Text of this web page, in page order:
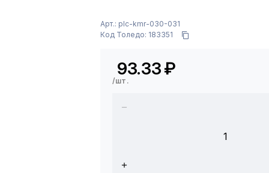
Арт.: plc-kmr-030-031
Код Толедо: 183351
93.33₽
/шт.
1